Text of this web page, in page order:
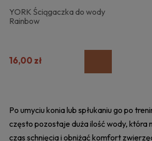
YORK Ściągaczka do wody
Rainbow
16,00 zł
Po umyciu konia lub spłukaniu go po
często pozostaje duża ilość wody, która
czas schnięcia i obniżać komfort